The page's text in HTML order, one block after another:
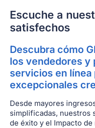
Escuche a
satisfechos
Descubra cómo
los vendedores y
servicios en línea
excepcionales
Desde mayores
simplificadas, nuestros
de éxito y el Impacto